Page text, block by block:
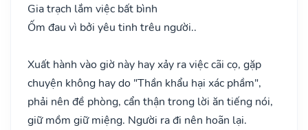
Gia trạch lắm việc bất bình
Ốm đau vì bởi yêu tinh trêu người..
Xuất hành vào giờ này hay xảy ra việc cãi cọ, gặp
chuyện không hay do "Thần khẩu hại xác phầm",
phải nên đề phòng, cẩn thận trong lời ăn tiếng nói,
giữ mồm giữ miệng. Người ra đi nên hoãn lại.